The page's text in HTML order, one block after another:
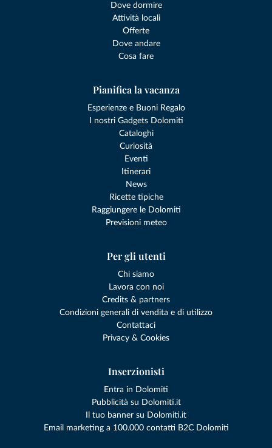
Dove dormire
Attività locali
Offerte
Dove andare
Cosa fare
Pianifica la vacanza
Esperienze e Buoni Regalo
I nostri Gadgets Dolomiti
Cataloghi
Curiosità
Eventi
Itinerari
News
Ricette tipiche
Raggiungere le Dolomiti
Previsioni meteo
Per gli utenti
Chi siamo
Lavora con noi
Credits & partners
Condizioni generali di vendita e di utilizzo
Contattaci
Privacy & Cookies
Inserzionisti
Entra in Dolomiti
Pubblicità su Dolomiti.it
Il tuo banner su Dolomiti.it
Email marketing a 100.000 contatti B2C Dolomiti